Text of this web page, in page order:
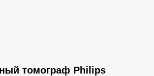
томограф Philips